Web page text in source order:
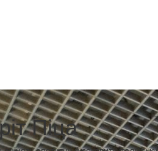
Піца